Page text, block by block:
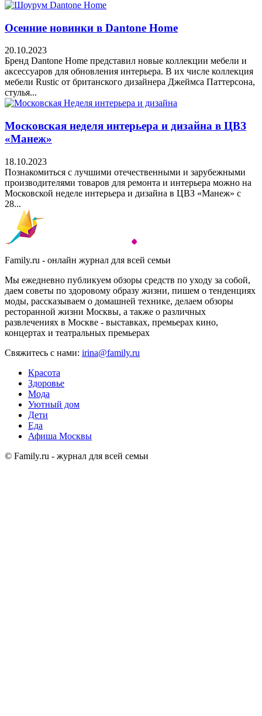
Осенние новинки в Dantone Home
20.10.2023
Бренд Dantone Home представил новые коллекции мебели и
аксессуаров для обновления интерьера. В их числе коллекция
мебели Rustic от британского дизайнера Джеймса Паттерсона,
стулья...
Московская неделя интерьера и дизайна в ЦВЗ
«Манеж»
18.10.2023
Познакомиться с лучшими отечественными и зарубежными
производителями товаров для ремонта и интерьера можно на
Московской неделе интерьера и дизайна в ЦВЗ «Манеж» с
28...
Family.ru - онлайн журнал для всей семьи
Мы ежедневно публикуем обзоры средств по уходу за собой,
даем советы по здоровому образу жизни, пишем о тенденциях
моды, рассказываем о домашней технике, делаем обзоры
ресторанной жизни Москвы, а также о различных
развлечениях в Москве - выставках, премьерах кино,
концертах и театральных премьерах
Свяжитесь с нами: irina@family.ru
Красота
Здоровье
Мода
Уютный дом
Дети
Еда
Афиша Москвы
© Family.ru - журнал для всей семьи